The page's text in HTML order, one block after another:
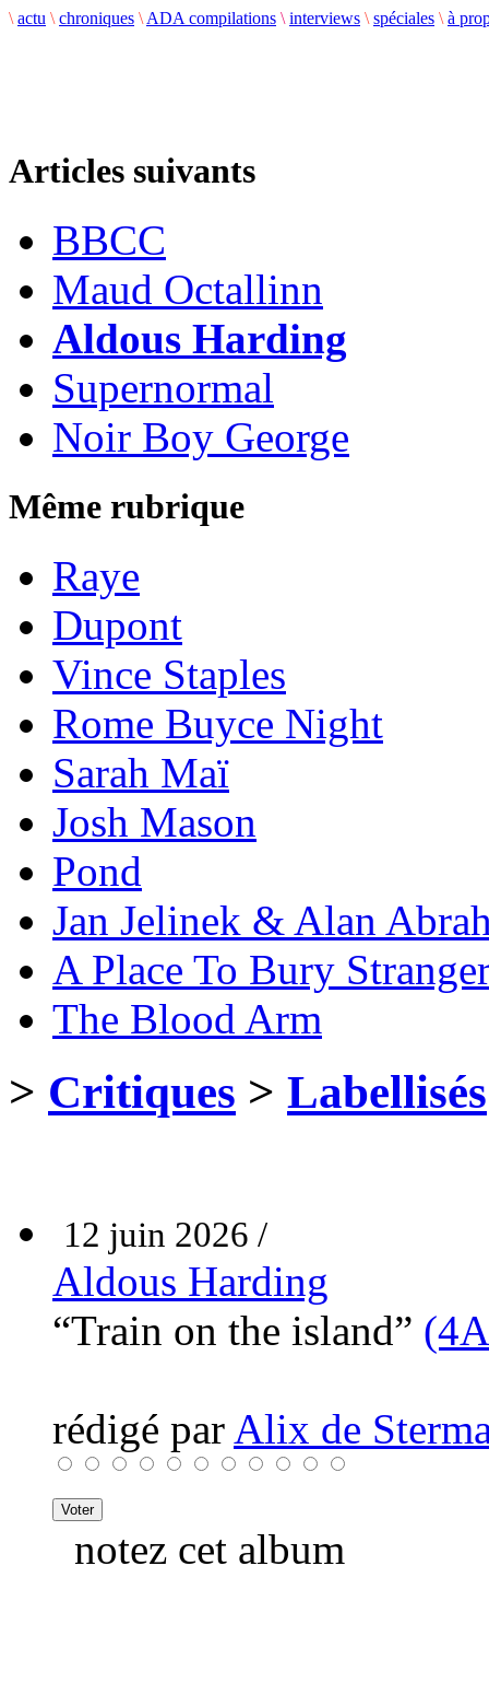
\ actu \ chroniques \ ADA compilations \ interviews \ spéciales \ à
Articles suivants
BBCC
Maud Octallinn
Aldous Harding
Supernormal
Noir Boy George
Même rubrique
Raye
Dupont
Vince Staples
Rome Buyce Night
Sarah Maï
Josh Mason
Pond
Jan Jelinek & Alan
A Place To Bury
The Blood Arm
> Critiques > Labellisés
12 juin 2026 /
Aldous Harding
“Train on the island”
rédigé par Alix de
notez cet album